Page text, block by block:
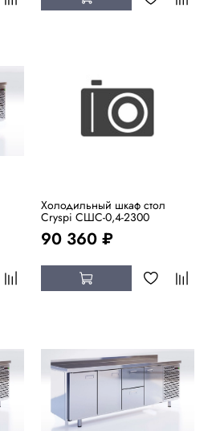
Холодильный шкаф стол
Cryspi СШC-0,4-2300
90 360 ₽